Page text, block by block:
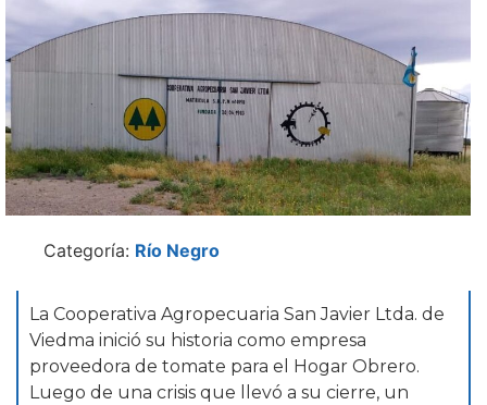
Categoría: Río Negro
La Cooperativa Agropecuaria San Javier Ltda. de
Viedma inició su historia como empresa
proveedora de tomate para el Hogar Obrero.
Luego de una crisis que llevó a su cierre, un